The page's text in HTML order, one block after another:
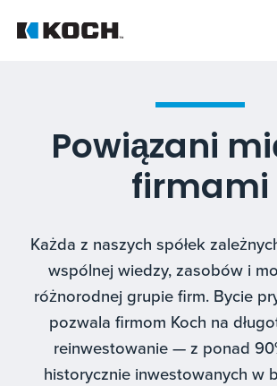
Powiązani
firmami
Każda z naszych spółek
wspólnej wiedzy, zasobów i
różnorodnej grupie firm. Bycie
pozwala firmom Koch na
reinwestowanie — z ponad
historycznie inwestowanych w